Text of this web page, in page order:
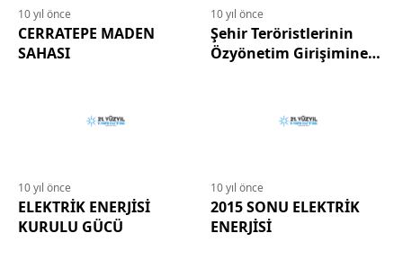
10 yıl önce
CERRATEPE MADEN
SAHASI
10 yıl önce
Şehir Teröristlerinin
Özyönetim Girişimine
10 yıl önce
ELEKTRİK ENERJİSİ
KURULU GÜCÜ
10 yıl önce
2015 SONU ELEKTRİK
ENERJİSİ